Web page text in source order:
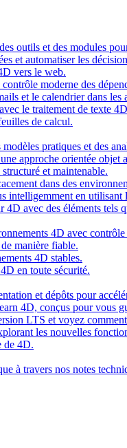
outils et des modules
et automatiser les
vers le web.
moderne des
et le calendrier dans les
le traitement de texte
de calcul.
pratiques et des
approche orientée
et maintenable.
dans des
intelligemment en utilisant
avec des éléments tels
4D avec
manière fiable.
4D stables.
en toute sécurité.
et dépôts pour
4D, conçus pour vous
LTS et voyez
les nouvelles
de 4D.
à travers nos notes